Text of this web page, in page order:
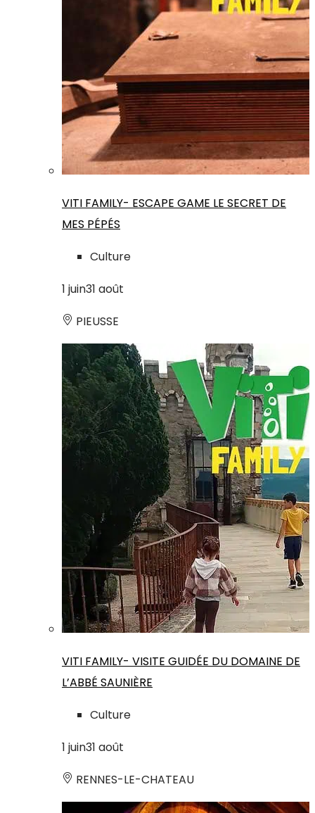
VITI FAMILY- ESCAPE GAME LE SECRET DE
MES PÉPÉS
Culture
1 juin31 août
PIEUSSE
VITI FAMILY- VISITE GUIDÉE DU DOMAINE DE
L’ABBÉ SAUNIÈRE
Culture
1 juin31 août
RENNES-LE-CHATEAU